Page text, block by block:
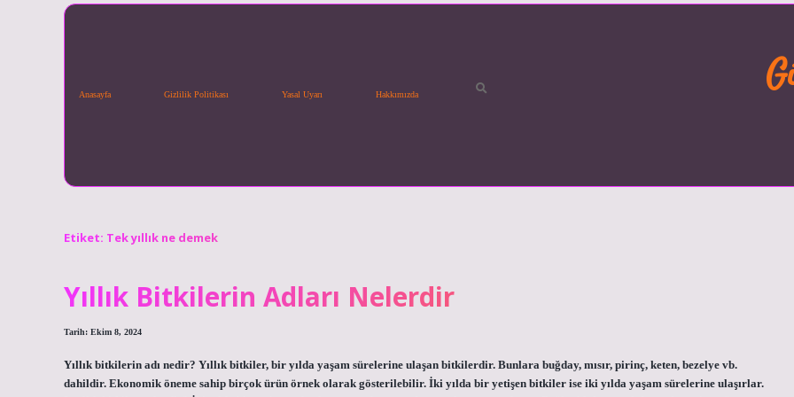
Anasayfa Gizlilik Politikası Yasal Uyarı Hakkımızda
Etiket: Tek yıllık ne demek
Yıllık Bitkilerin Adları Nelerdir
Tarih: Ekim 8, 2024
Yıllık bitkilerin adı nedir? Yıllık bitkiler, bir yılda yaşam sürelerine ulaşan bitkilerdir. Bunlara buğday, mısır, pirinç, keten, bezelye vb.
dahildir. Ekonomik öneme sahip birçok ürün örnek olarak gösterilebilir. İki yılda bir yetişen bitkiler ise iki yılda yaşam sürelerine ulaşırlar.